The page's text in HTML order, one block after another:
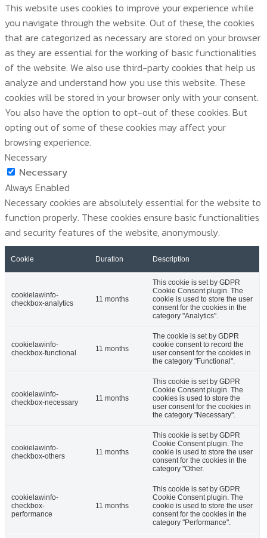
This website uses cookies to improve your experience while
you navigate through the website. Out of these, the cookies
that are categorized as necessary are stored on your browser
as they are essential for the working of basic functionalities
of the website. We also use third-party cookies that help us
analyze and understand how you use this website. These
cookies will be stored in your browser only with your consent.
You also have the option to opt-out of these cookies. But
opting out of some of these cookies may affect your
browsing experience.
Necessary
Necessary
Always Enabled
Necessary cookies are absolutely essential for the website to
function properly. These cookies ensure basic functionalities
and security features of the website, anonymously.
Cookie Duration Description
cookielawinfo-
checkbox-analytics
11 months
This cookie is set by GDPR
Cookie Consent plugin. The
cookie is used to store the user
consent for the cookies in the
category "Analytics".
cookielawinfo-
checkbox-functional
11 months
The cookie is set by GDPR
cookie consent to record the
user consent for the cookies in
the category "Functional".
cookielawinfo-
checkbox-necessary
11 months
This cookie is set by GDPR
Cookie Consent plugin. The
cookies is used to store the
user consent for the cookies in
the category "Necessary".
cookielawinfo-
checkbox-others
11 months
This cookie is set by GDPR
Cookie Consent plugin. The
cookie is used to store the user
consent for the cookies in the
category "Other.
cookielawinfo-
checkbox-
performance
11 months
This cookie is set by GDPR
Cookie Consent plugin. The
cookie is used to store the user
consent for the cookies in the
category "Performance".